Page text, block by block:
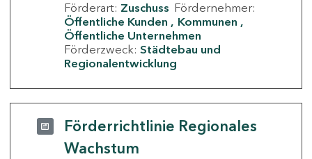
Förderart: Zuschuss Fördernehmer:
Öffentliche Kunden
Kommunen
Öffentliche Unternehmen
Förderzweck: Städtebau und
Regionalentwicklung
Förderrichtlinie Regionales
Wachstum